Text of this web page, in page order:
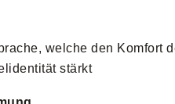
welche den Komfort
stärkt